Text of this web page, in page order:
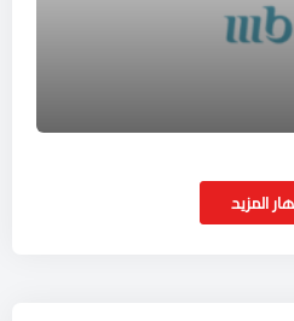
المزيد